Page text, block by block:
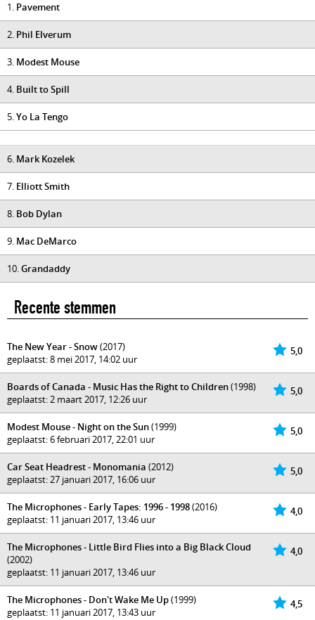
1. Pavement
2. Phil Elverum
3. Modest Mouse
4. Built to Spill
5.Yo La Tengo
6. Mark Kozelek
7. Elliott Smith
8. Bob Dylan
9. Mac DeMarco
10.Grandaddy
Recente stemmen
5,0
The New Year - Snow(2017)
geplaatst: 8 mei 2017, 14:02 uur
5,0
Boards of Canada - Music Has the Right to Children(1998)
geplaatst: 2 maart 2017, 12:26 uur
5,0
Modest Mouse - Night on the Sun(1999)
geplaatst: 6 februari 2017, 22:01 uur
5,0
Car Seat Headrest - Monomania (2012)
geplaatst: 27 januari 2017, 16:06 uur
4,0
The Microphones - Early Tapes: 1996 - 1998(2016)
geplaatst: 11 januari 2017, 13:46 uur
4,0
The Microphones - Little Bird Flies into a Big Black Cloud
(2002)
geplaatst: 11 januari 2017, 13:46 uur
4,5
The Microphones - Don't Wake Me Up(1999)
geplaatst: 11 januari 2017, 13:43 uur